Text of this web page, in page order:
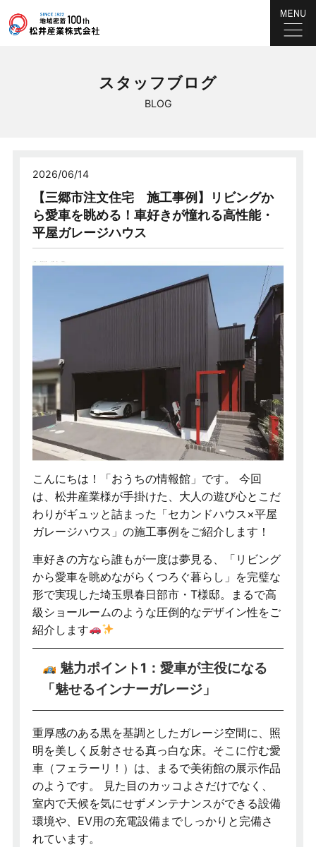
BLOG
スタッフブログ
2026/06/14
【三郷市注文住宅 施工事例】リビングか
ら愛車を眺める！車好きが憧れる高性能・
平屋ガレージハウス
こんにちは！「おうちの情報館」です。 今回
は、松井産業様が手掛けた、大人の遊び心とこだ
わりがギュッと詰まった「セカンドハウス×平屋
ガレージハウス」の施工事例をご紹介します！
車好きの方なら誰もが一度は夢見る、「リビング
から愛車を眺めながらくつろぐ暮らし」を完璧な
形で実現した埼玉県春日部市・T様邸。まるで高
級ショールームのような圧倒的なデザイン性をご
紹介します
魅力ポイント1：愛車が主役になる
「魅せるインナーガレージ」
重厚感のある黒を基調としたガレージ空間に、照
明を美しく反射させる真っ白な床。そこに佇む愛
車（フェラーリ！）は、まるで美術館の展示作品
のようです。 見た目のカッコよさだけでなく、
室内で天候を気にせずメンテナンスができる設備
環境や、EV用の充電設備までしっかりと完備さ
れています。